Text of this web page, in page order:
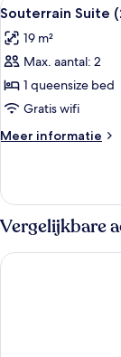
foto's
voor
Souterrain
Suite
(2
persons)
laden
7
Souterrain Suite
19 m²
Max. aantal: 2
1 queensize bed
Gratis wifi
Meer informatie
Meer
Suite
(2
persons)
Vergelijkbare
Boutique Hotel